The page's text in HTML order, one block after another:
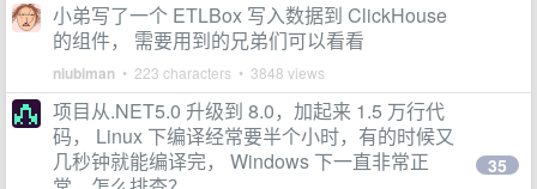
小弟写了一个 ETLBox 写入数据到 ClickHouse
的组件， 需要用到的兄弟们可以看看
niubiman • 223 characters • 3848 views
项目从.NET5.0 升级到 8.0，加起来 1.5 万行代
码， Linux 下编译经常要半个小时，有的时候又
几秒钟就能编译完， Windows 下一直非常正
35